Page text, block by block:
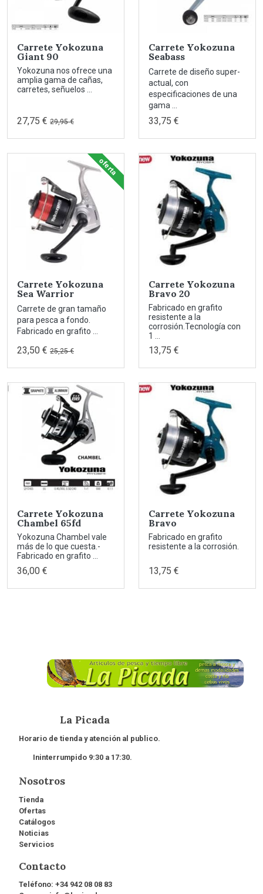
Carrete Yokozuna
Giant 90
Yokozuna nos ofrece una
amplia gama de cañas,
carretes, señuelos ...
27,75 € 29,95 €
Carrete Yokozuna
Seabass
Carrete de diseño super-
actual, con
especificaciones de una
gama ...
33,75 €
Carrete Yokozuna
Sea Warrior
Carrete de gran tamaño
para pesca a fondo.
Fabricado en grafito ...
23,50 € 25,25 €
oferta
Carrete Yokozuna
Bravo 20
Fabricado en grafito
resistente a la
corrosión.Tecnología con
1 ...
13,75 €
Carrete Yokozuna
Chambel 65fd
Yokozuna Chambel vale
más de lo que cuesta.-
Fabricado en grafito ...
36,00 €
Carrete Yokozuna
Bravo
Fabricado en grafito
resistente a la corrosión.
13,75 €
La Picada
Horario de tienda y atención al publico.
Ininterrumpido 9:30 a 17:30.
Nosotros
Tienda
Ofertas
Catálogos
Noticias
Servicios
Contacto
Teléfono: +34 942 08 08 83